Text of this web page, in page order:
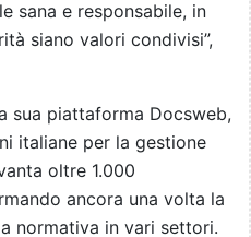
sana e responsabile, in
à siano valori condivisi”,
sua piattaforma Docsweb,
italiane per la gestione
oltre 1.000
ancora una volta la
normativa in vari settori.